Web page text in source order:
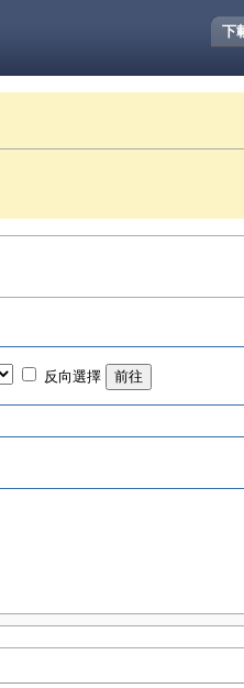
下
反向選擇